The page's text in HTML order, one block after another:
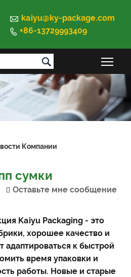
 kaiyu@ky-package.com
 +86-13729993409

Компании
сумки
Оставьте мне сообщение
Kaiyu Packaging - это
хорошее качество и
адаптироваться к быстрой
время упаковки и
работы. Новые и старые